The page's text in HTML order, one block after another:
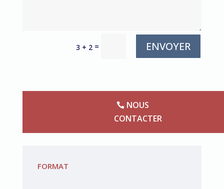
3 + 2 = ENVOYER
NOUS
CONTACTER
FORMAT